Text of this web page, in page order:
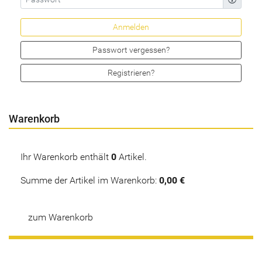
Passwort vergessen?
Registrieren?
Warenkorb
Ihr Warenkorb enthält 0 Artikel.
Summe der Artikel im Warenkorb: 0,00 €
zum Warenkorb